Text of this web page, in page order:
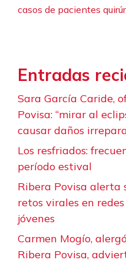
casos de pacientes
Entradas
Sara García Caride,
Povisa: “mirar al
causar daños
Los resfriados:
período estival
Ribera Povisa alerta
retos virales en
jóvenes
Carmen Mogío,
Ribera Povisa,